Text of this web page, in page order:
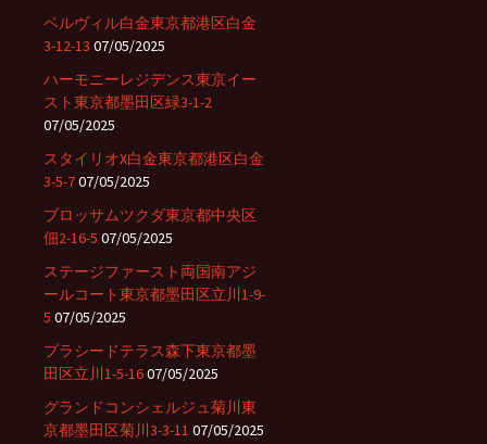
ベルヴィル白金東京都港区白金
3-12-13 07/05/2025
ハーモニーレジデンス東京イー
スト東京都墨田区緑3-1-2
07/05/2025
スタイリオX白金東京都港区白金
3-5-707/05/2025
ブロッサムツクダ東京都中央区
佃2-16-5 07/05/2025
ステージファースト両国南アジ
ールコート東京都墨田区立川1-9-
5 07/05/2025
プラシードテラス森下東京都墨
田区立川1-5-1607/05/2025
グランドコンシェルジュ菊川東
京都墨田区菊川3-3-11 07/05/2025